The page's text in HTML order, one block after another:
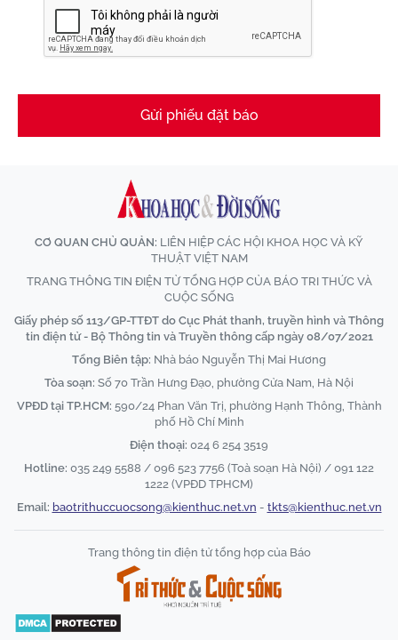
Gửi phiếu đặt báo
CƠ QUAN CHỦ QUẢN: LIÊN HIỆP CÁC HỘI KHOA HỌC VÀ KỸ
THUẬT VIỆT NAM
TRANG THÔNG TIN ĐIỆN TỬ TỔNG HỢP CỦA BÁO TRI THỨC VÀ
CUỘC SỐNG
Giấy phép số 113/GP-TTĐT do Cục Phát thanh, truyền hình và Thông
tin điện tử - Bộ Thông tin và Truyền thông cấp ngày 08/07/2021
Tổng Biên tập: Nhà báo Nguyễn Thị Mai Hương
Tòa soạn: Số 70 Trần Hưng Đạo, phường Cửa Nam, Hà Nội
VPĐD tại TP.HCM: 590/24 Phan Văn Trị, phường Hạnh Thông, Thành
phố Hồ Chí Minh
Điện thoại: 024 6 254 3519
Hotline: 035 249 5588 / 096 523 7756 (Toà soạn Hà Nội) / 091 122
1222 (VPĐD TPHCM)
Email: baotrithuccuocsong@kienthuc.net.vn - tkts@kienthuc.net.vn
Trang thông tin điện tử tổng hợp của Báo